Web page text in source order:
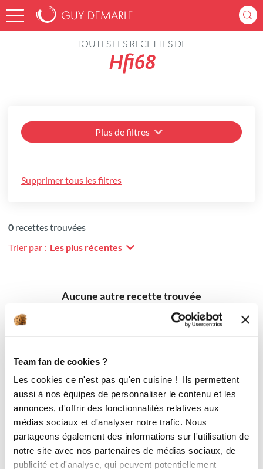
Team fan de cookies ?
Les cookies ce n'est pas qu'en cuisine ! Ils permettent
aussi à nos équipes de personnaliser le contenu et les
annonces, d'offrir des fonctionnalités relatives aux
médias sociaux et d'analyser notre trafic. Nous
partageons également des informations sur l'utilisation de
notre site avec nos partenaires de médias sociaux, de
publicité et d'analyse, qui peuvent potentiellement
Accueil Recettes
TOUTES LES RECETTES DE
Hfi68
Plus de filtres
Supprimer tous les filtres
0 recettes trouvées
Trier par : Les plus récentes
Aucune autre recette trouvée